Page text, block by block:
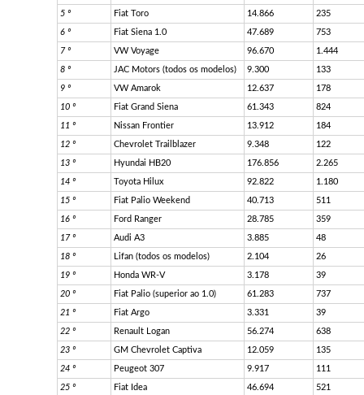
5º Fiat Toro 14.866 235
6º Fiat Siena 1.0 47.689 753
7º VW Voyage 96.670 1.444
8º JAC Motors (todos os modelos) 9.300 133
9º VW Amarok 12.637 178
10º Fiat Grand Siena 61.343 824
11 º Nissan Frontier 13.912 184
12º Chevrolet Trailblazer 9.348 122
13º Hyundai HB20 176.856 2.265
14º Toyota Hilux 92.822 1.180
15º Fiat Palio Weekend 40.713 511
16º Ford Ranger 28.785 359
17º Audi A3 3.885 48
18º Lifan (todos os modelos) 2.104 26
19º Honda WR-V 3.178 39
20º Fiat Palio (superior ao 1.0) 61.283 737
21 º Fiat Argo 3.331 39
22º Renault Logan 56.274 638
23º GM Chevrolet Captiva 12.059 135
24º Peugeot 307 9.917 111
25º Fiat Idea 46.694 521